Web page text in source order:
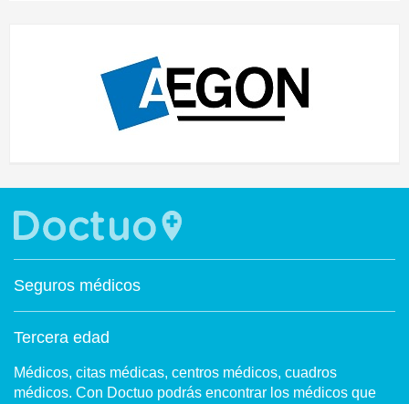
Seguros médicos
Tercera edad
Médicos, citas médicas, centros médicos, cuadros
médicos. Con Doctuo podrás encontrar los médicos que